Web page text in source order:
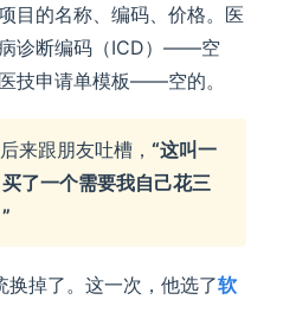
目的名称、编码、价格。医
诊断编码（ICD）——空
技申请单模板——空的。
来跟朋友吐槽， “这叫一
了一个需要我自己花三
换掉了。这一次，他选了软